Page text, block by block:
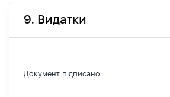
9. Видатки
Документ підписано: